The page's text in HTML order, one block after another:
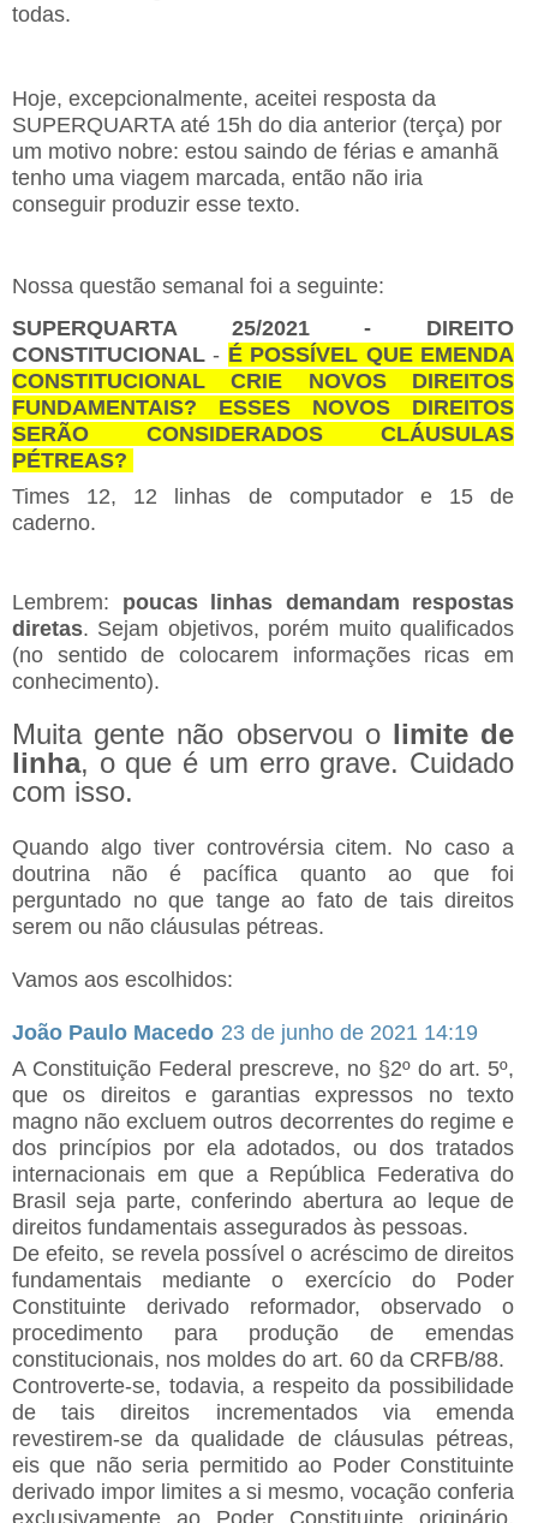
todas.
Hoje, excepcionalmente, aceitei resposta da
SUPERQUARTA até 15h do dia anterior (terça) por
um motivo nobre: estou saindo de férias e amanhã
tenho uma viagem marcada, então não iria
conseguir produzir esse texto.
Nossa questão semanal foi a seguinte:
SUPERQUARTA 25/2021 - DIREITO
CONSTITUCIONAL - É POSSÍVEL QUE EMENDA
CONSTITUCIONAL CRIE NOVOS DIREITOS
FUNDAMENTAIS? ESSES NOVOS DIREITOS
SERÃO CONSIDERADOS CLÁUSULAS
PÉTREAS?
Times 12, 12 linhas de computador e 15 de
caderno.
Lembrem: poucas linhas demandam respostas
diretas. Sejam objetivos, porém muito qualificados
(no sentido de colocarem informações ricas em
conhecimento).
Muita gente não observou o limite de
linha, o que é um erro grave. Cuidado
com isso.
Quando algo tiver controvérsia citem. No caso a
doutrina não é pacífica quanto ao que foi
perguntado no que tange ao fato de tais direitos
serem ou não cláusulas pétreas.
Vamos aos escolhidos:
João Paulo Macedo 23 de junho de 2021 14:19
A Constituição Federal prescreve, no §2º do art. 5º,
que os direitos e garantias expressos no texto
magno não excluem outros decorrentes do regime e
dos princípios por ela adotados, ou dos tratados
internacionais em que a República Federativa do
Brasil seja parte, conferindo abertura ao leque de
direitos fundamentais assegurados às pessoas.
De efeito, se revela possível o acréscimo de direitos
fundamentais mediante o exercício do Poder
Constituinte derivado reformador, observado o
procedimento para produção de emendas
constitucionais, nos moldes do art. 60 da CRFB/88.
Controverte-se, todavia, a respeito da possibilidade
de tais direitos incrementados via emenda
revestirem-se da qualidade de cláusulas pétreas,
eis que não seria permitido ao Poder Constituinte
derivado impor limites a si mesmo, vocação conferia
exclusivamente ao Poder Constituinte originário,